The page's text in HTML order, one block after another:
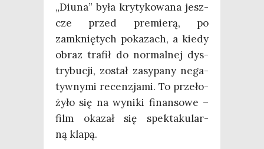
„Diu­na” była kry­ty­ko­wa­na jesz­
cze przed pre­mie­rą, po
zamknię­tych poka­zach, a kie­dy
obraz tra­fił do nor­mal­nej dys­
try­bu­cji, został zasy­pa­ny nega­
tyw­ny­mi recen­zja­mi. To prze­ło­
ży­ło się na wyni­ki finan­so­we –
film oka­zał się spek­ta­ku­lar­
ną klapą.